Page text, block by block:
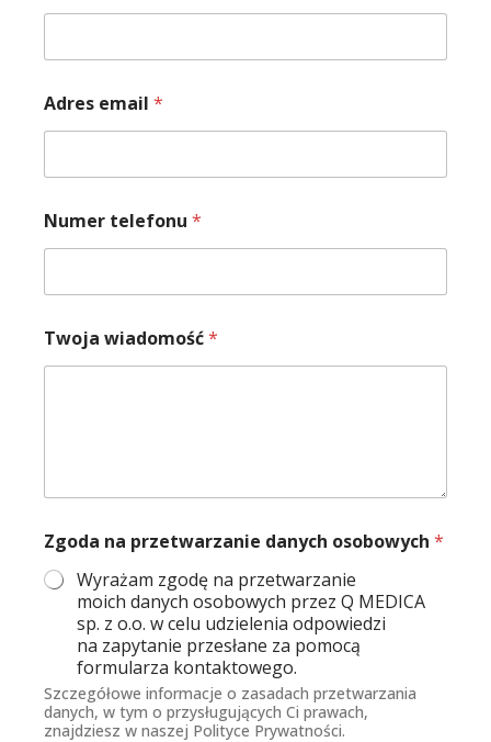
i
a
o
o
ś
ć
s
b
n
c
h
Adres email*
Numer telefonu*
Twoja wiadomość*
Zgoda na przetwarzanie danych osobowych*
Wyrażam zgodę na przetwarzanie
moich danych osobowych przez Q MEDICA
sp. z o.o. w celu udzielenia odpowiedzi
na zapytanie przesłane za pomocą
formularza kontaktowego.
Szczegółowe informacje o zasadach przetwarzania
danych, w tym o przysługujących Ci prawach,
znajdziesz w naszej Polityce Prywatności.